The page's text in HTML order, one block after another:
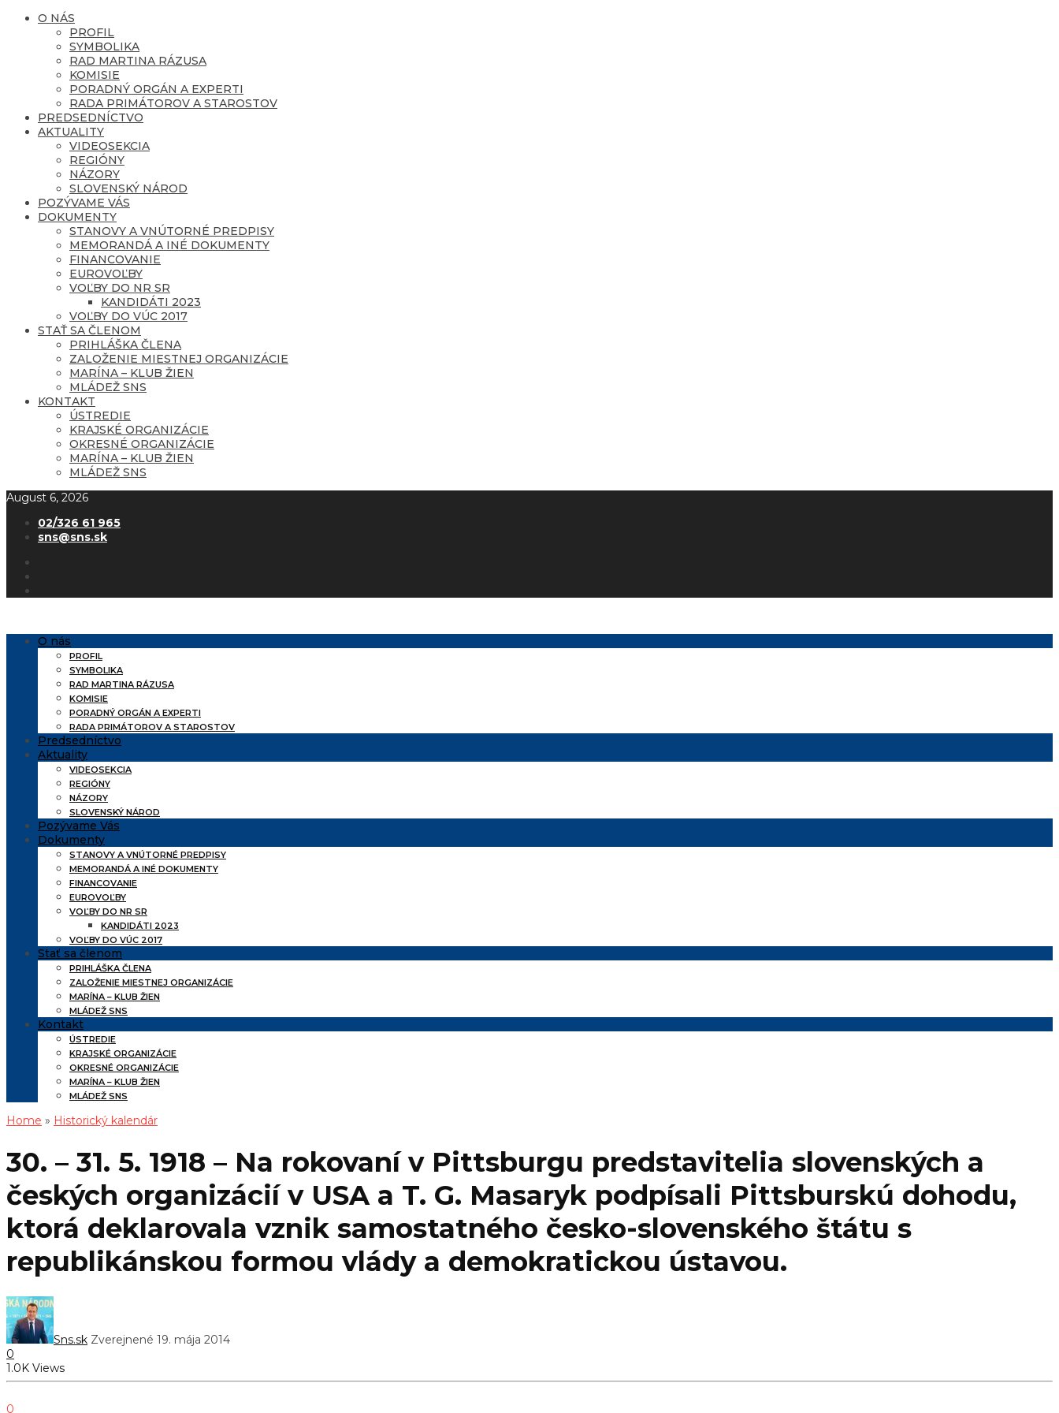
O NÁS
PROFIL
SYMBOLIKA
RAD MARTINA RÁZUSA
KOMISIE
PORADNÝ ORGÁN A EXPERTI
RADA PRIMÁTOROV A STAROSTOV
PREDSEDNÍCTVO
AKTUALITY
VIDEOSEKCIA
REGIÓNY
NÁZORY
SLOVENSKÝ NÁROD
POZÝVAME VÁS
DOKUMENTY
STANOVY A VNÚTORNÉ PREDPISY
MEMORANDÁ A INÉ DOKUMENTY
FINANCOVANIE
EUROVOĽBY
VOĽBY DO NR SR
KANDIDÁTI 2023
VOĽBY DO VÚC 2017
STAŤ SA ČLENOM
PRIHLÁŠKA ČLENA
ZALOŽENIE MIESTNEJ ORGANIZÁCIE
MARÍNA – KLUB ŽIEN
MLÁDEŽ SNS
KONTAKT
ÚSTREDIE
KRAJSKÉ ORGANIZÁCIE
OKRESNÉ ORGANIZÁCIE
MARÍNA – KLUB ŽIEN
MLÁDEŽ SNS
August 6, 2026
02/326 61 965
sns@sns.sk
O nás
PROFIL
SYMBOLIKA
RAD MARTINA RÁZUSA
KOMISIE
PORADNÝ ORGÁN A EXPERTI
RADA PRIMÁTOROV A STAROSTOV
Predsedníctvo
Aktuality
VIDEOSEKCIA
REGIÓNY
NÁZORY
SLOVENSKÝ NÁROD
Pozývame Vás
Dokumenty
STANOVY A VNÚTORNÉ PREDPISY
MEMORANDÁ A INÉ DOKUMENTY
FINANCOVANIE
EUROVOĽBY
VOĽBY DO NR SR
KANDIDÁTI 2023
VOĽBY DO VÚC 2017
Stať sa členom
PRIHLÁŠKA ČLENA
ZALOŽENIE MIESTNEJ ORGANIZÁCIE
MARÍNA – KLUB ŽIEN
MLÁDEŽ SNS
Kontakt
ÚSTREDIE
KRAJSKÉ ORGANIZÁCIE
OKRESNÉ ORGANIZÁCIE
MARÍNA – KLUB ŽIEN
MLÁDEŽ SNS
Home » Historický kalendár
30. – 31. 5. 1918 – Na rokovaní v Pittsburgu predstavitelia slovenských a
českých organizácií v USA a T. G. Masaryk podpísali Pittsburskú dohodu,
ktorá deklarovala vznik samostatného česko-slovenského štátu s
republikánskou formou vlády a demokratickou ústavou.
Sns.sk Zverejnené 19. mája 2014
0
1.0K Views
0